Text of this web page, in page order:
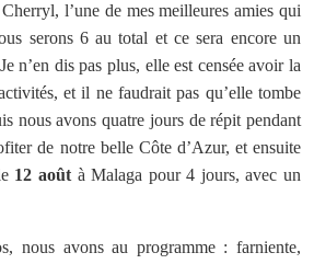
l’une de mes meilleures amies qui
serons 6 au total et ce sera encore un
n’en dis pas plus, elle est censée avoir la
et il ne faudrait pas qu’elle tombe
nous avons quatre jours de répit pendant
de notre belle Côte d’Azur, et ensuite
12 aoûtà Malaga pour 4 jours, avec un
nous avons au programme : farniente,